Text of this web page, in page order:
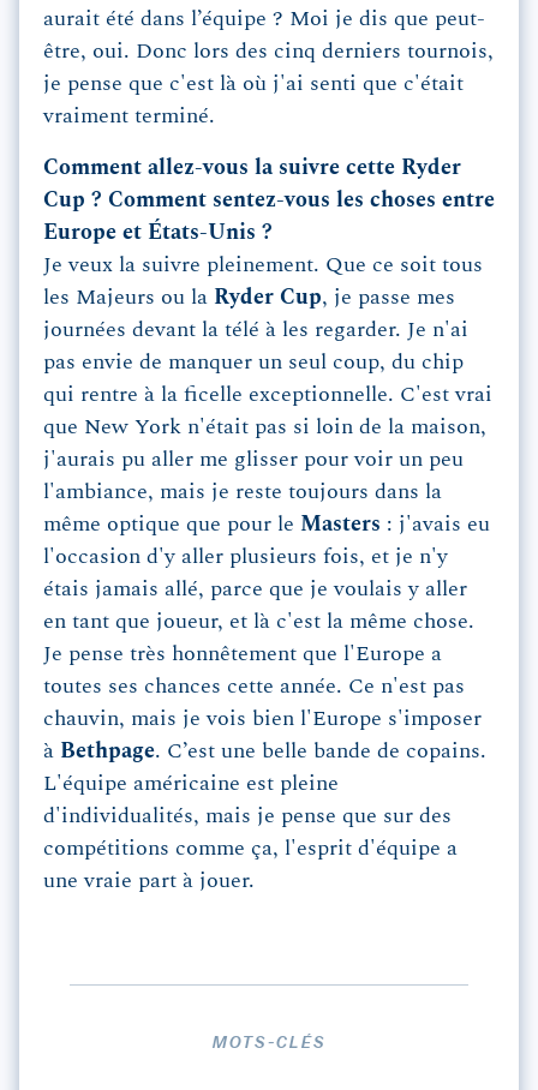
aurait été dans l’équipe ? Moi je dis que peut-
être, oui. Donc lors des cinq derniers tournois,
je pense que c'est là où j'ai senti que c'était
vraiment terminé.
Comment allez-vous la suivre cette Ryder
Cup ? Comment sentez-vous les choses entre
Europe et États-Unis ?
Je veux la suivre pleinement. Que ce soit tous
les Majeurs ou la Ryder Cup, je passe mes
journées devant la télé à les regarder. Je n'ai
pas envie de manquer un seul coup, du chip
qui rentre à la ficelle exceptionnelle. C'est vrai
que New York n'était pas si loin de la maison,
j'aurais pu aller me glisser pour voir un peu
l'ambiance, mais je reste toujours dans la
même optique que pour le Masters : j'avais eu
l'occasion d'y aller plusieurs fois, et je n'y
étais jamais allé, parce que je voulais y aller
en tant que joueur, et là c'est la même chose.
Je pense très honnêtement que l'Europe a
toutes ses chances cette année. Ce n'est pas
chauvin, mais je vois bien l'Europe s'imposer
à Bethpage. C’est une belle bande de copains.
L'équipe américaine est pleine
d'individualités, mais je pense que sur des
compétitions comme ça, l'esprit d'équipe a
une vraie part à jouer.
MOTS-CLÉS